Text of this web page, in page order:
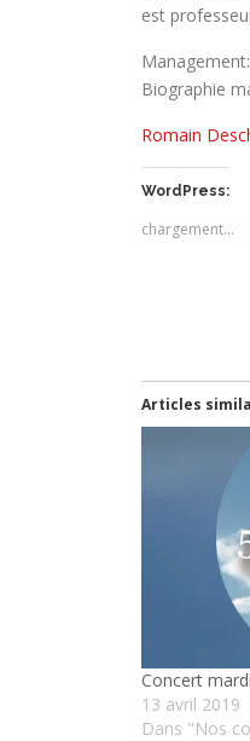
est
Biographie
Romain
WordPress:
chargement…
Articles
Concert
13 avril 2019
Dans "Nos